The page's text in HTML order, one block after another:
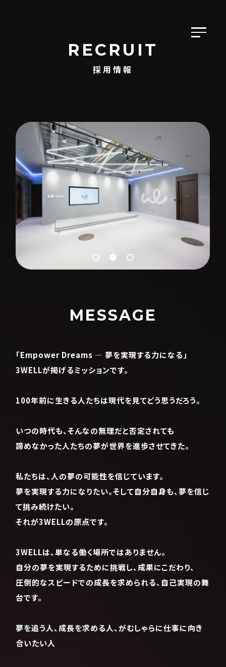
RECRUIT
採用情報
MESSAGE
「Empower Dreams ― 夢を実現する力になる」
3WELLが掲げるミッションです。
100年前に生きる人たちは現代を見てどう思うだろう。
いつの時代も、そんなの無理だと否定されても
諦めなかった人たちの夢が世界を進歩させてきた。
私たちは、人の夢の可能性を信じています。
夢を実現する力になりたい。そして自分自身も、夢を信じ
て挑み続けたい。
それが3WELLの原点です。
3WELLは、単なる働く場所ではありません。
自分の夢を実現するために挑戦し、成果にこだわり、
圧倒的なスピードでの成長を求められる、自己実現の舞
台です。
夢を追う人、成長を求める人、がむしゃらに仕事に向き
合いたい人